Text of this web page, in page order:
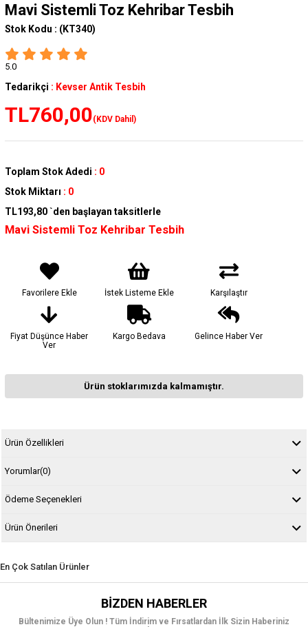
Mavi Sistemli Toz Kehribar Tesbih
Stok Kodu : (KT340)
5.0
Tedarikçi : Kevser Antik Tesbih
TL760,00(KDV Dahil)
Toplam Stok Adedi : 0
Stok Miktarı : 0
TL193,80 `den başlayan taksitlerle
Mavi Sistemli Toz Kehribar Tesbih
Favorilere Ekle İstek Listeme Ekle Karşılaştır
Fiyat Düşünce Haber
Ver
Kargo Bedava Gelince Haber Ver
Ürün stoklarımızda kalmamıştır.
Ürün Özellikleri
Yorumlar(0)
Ödeme Seçenekleri
Ürün Önerileri
En Çok Satılan Ürünler
BIZDEN HABERLER
Bültenimize Üye Olun ! Tüm İndirim ve Fırsatlardan İlk Sizin Haberiniz